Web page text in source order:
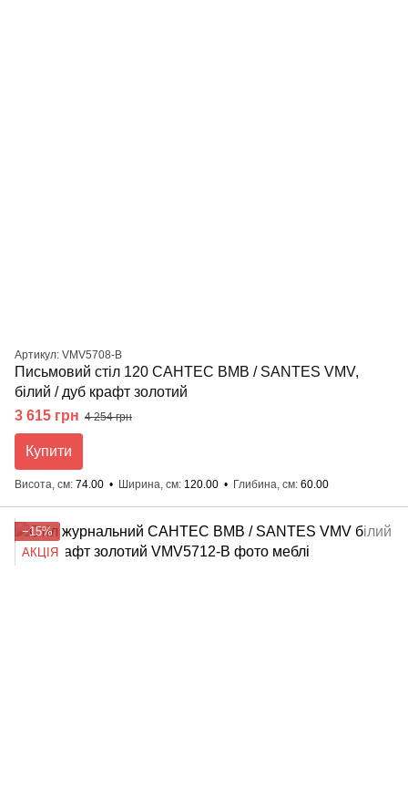
Артикул: VMV5708-B
Письмовий стіл 120 САНТЕС ВМВ / SANTES VMV,
білий / дуб крафт золотий
3 615 грн 4 254 грн
Купити
Висота, см 74.00 Ширина, см 120.00 Глибина, см 60.00
−15%
АКЦІЯ